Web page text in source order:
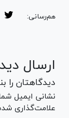
هم‌رسانی:
ارسال
دیدگاهتان را
نشانی ایمیل
علامت‌گذاری